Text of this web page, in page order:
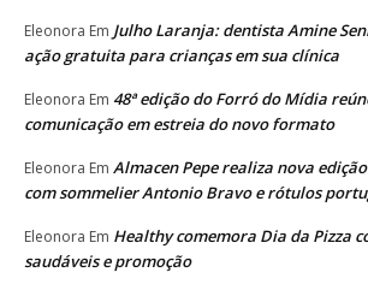
Eleonora Em Julho Laranja: dentista Amine
ação gratuita para crianças em sua clínica
Eleonora Em 48ª edição do Forró do Mídia
comunicação em estreia do novo formato
Eleonora Em Almacen Pepe realiza nova
com sommelier Antonio Bravo e rótulos
Eleonora Em Healthy comemora Dia da Pizza
saudáveis e promoção